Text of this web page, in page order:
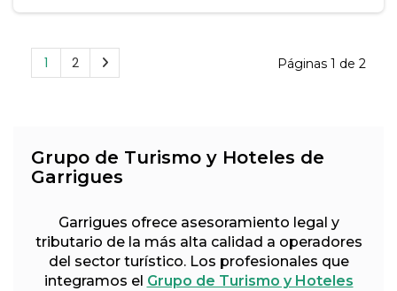
Páginas 1 de 2
1 2
Grupo de Turismo y Hoteles de
Garrigues
Garrigues ofrece asesoramiento legal y
tributario de la más alta calidad a operadores
del sector turístico. Los profesionales que
integramos el Grupo de Turismo y Hoteles